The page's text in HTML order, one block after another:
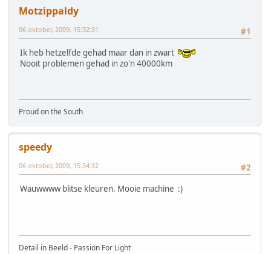
Motzippaldy
#1
06 oktober, 2009, 15:32:31
Ik heb hetzelfde gehad maar dan in zwart
Nooit problemen gehad in zo'n 40000km
Proud on the South
speedy
#2
06 oktober, 2009, 15:34:32
Wauwwww blitse kleuren. Mooie machine :)
Detail in Beeld - Passion For Light